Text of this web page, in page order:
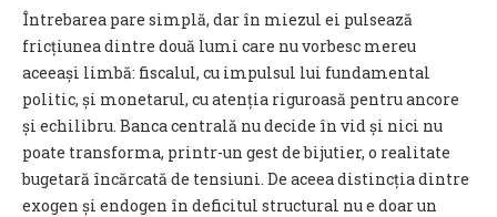
Întrebarea pare simplă, dar în miezul ei pulsează
fricțiunea dintre două lumi care nu vorbesc mereu
aceeași limbă: fiscalul, cu impulsul lui fundamental
politic, și monetarul, cu atenția riguroasă pentru ancore
și echilibru. Banca centrală nu decide în vid și nici nu
poate transforma, printr-un gest de bijutier, o realitate
bugetară încărcată de tensiuni. De aceea distincția dintre
exogen și endogen în deficitul structural nu e doar un